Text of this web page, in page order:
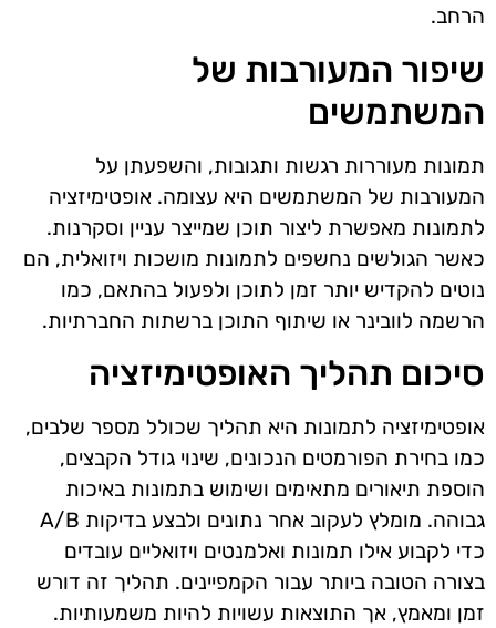
הרחב.
שיפור המעורבות של
המשתמשים
תמונות מעוררות רגשות ותגובות, והשפעתן על
המעורבות של המשתמשים היא עצומה. אופטימיזציה
לתמונות מאפשרת ליצור תוכן שמייצר עניין וסקרנות.
כאשר הגולשים נחשפים לתמונות מושכות ויזואלית, הם
נוטים להקדיש יותר זמן לתוכן ולפעול בהתאם, כמו
הרשמה לוובינר או שיתוף התוכן ברשתות החברתיות.
סיכום תהליך האופטימיזציה
אופטימיזציה לתמונות היא תהליך שכולל מספר שלבים,
כמו בחירת הפורמטים הנכונים, שינוי גודל הקבצים,
הוספת תיאורים מתאימים ושימוש בתמונות באיכות
גבוהה. מומלץ לעקוב אחר נתונים ולבצע בדיקות A/B
כדי לקבוע אילו תמונות ואלמנטים ויזואליים עובדים
בצורה הטובה ביותר עבור הקמפיינים. תהליך זה דורש
זמן ומאמץ, אך התוצאות עשויות להיות משמעותיות.